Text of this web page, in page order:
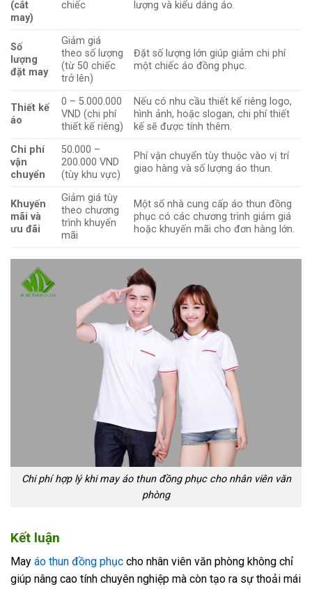
(cắt
may)
chiếc
lượng và kiểu dáng áo.
Số
lượng
đặt may
Giảm giá
theo số lượng
(từ 50 chiếc
trở lên)
Đặt số lượng lớn giúp giảm chi phí
một chiếc áo đồng phục.
Thiết kế
áo
0 – 5.000.000
VND (chi phí
thiết kế riêng)
Nếu có nhu cầu thiết kế riêng logo,
hình ảnh, hoặc slogan, chi phí thiết
kế sẽ được tính thêm.
Chi phí
vận
chuyển
50.000 –
200.000 VND
(tùy khu vực)
Phí vận chuyển tùy thuộc vào vị trí
giao hàng và số lượng áo thun.
Khuyến
mãi và
ưu đãi
Giảm giá tùy
theo chương
trình khuyến
mãi
Một số nhà cung cấp áo thun đồng
phục có các chương trình giảm giá
hoặc khuyến mãi cho đơn hàng lớn.
Chi phí hợp lý khi may áo thun đồng phục cho nhân viên văn
phòng
Kết luận
May áo thun đồng phục cho nhân viên văn phòng không chỉ
giúp nâng cao tính chuyên nghiệp mà còn tạo ra sự thoải mái